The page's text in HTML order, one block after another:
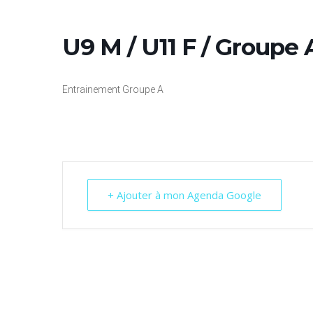
U9 M / U11 F / Groupe
Entrainement Groupe A
+ Ajouter à mon Agenda Google